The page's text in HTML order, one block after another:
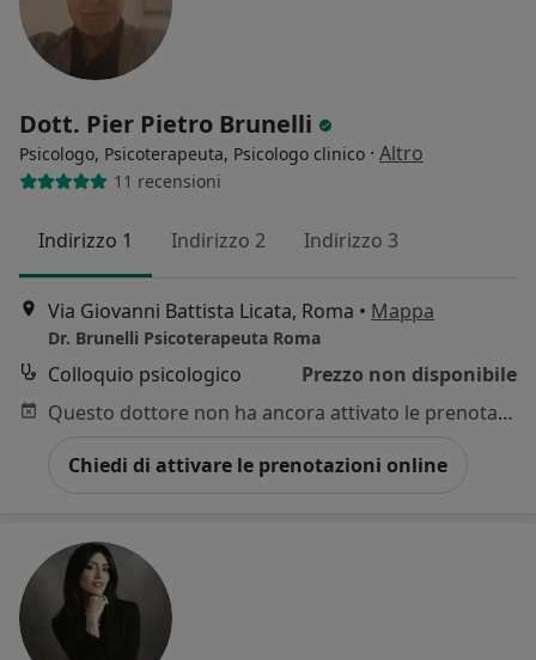
Dott. Pier Pietro Brunelli
Psicologo, Psicoterapeuta, Psicologo clinico · Altro
11 recensioni
Indirizzo 1 Indirizzo 2 Indirizzo 3
Via Giovanni Battista Licata, Roma • Mappa
Dr. Brunelli Psicoterapeuta Roma
Colloquio psicologico
Prezzo non disponibile
Questo dottore non ha ancora attivato le prenotazioni online presso questo indirizzo.
Chiedi di attivare le prenotazioni online